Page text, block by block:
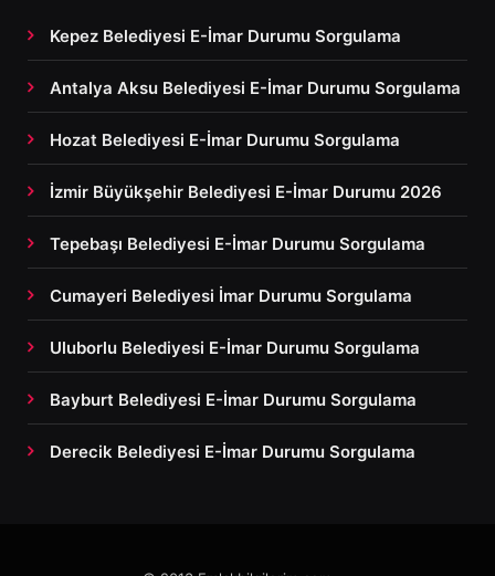
Kepez Belediyesi E-İmar Durumu Sorgulama
Antalya Aksu Belediyesi E-İmar Durumu Sorgulama
Hozat Belediyesi E-İmar Durumu Sorgulama
İzmir Büyükşehir Belediyesi E-İmar Durumu 2026
Tepebaşı Belediyesi E-İmar Durumu Sorgulama
Cumayeri Belediyesi İmar Durumu Sorgulama
Uluborlu Belediyesi E-İmar Durumu Sorgulama
Bayburt Belediyesi E-İmar Durumu Sorgulama
Derecik Belediyesi E-İmar Durumu Sorgulama